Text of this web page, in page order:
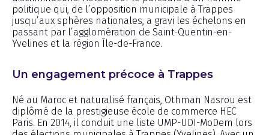
politique qui, de l’opposition municipale à Trappes
jusqu’aux sphères nationales, a gravi les échelons en
passant par l’agglomération de Saint-Quentin-en-
Yvelines et la région Île-de-France.
Un engagement précoce à Trappes
Né au Maroc et naturalisé français, Othman Nasrou est
diplômé de la prestigieuse école de commerce HEC
Paris. En 2014, il conduit une liste UMP-UDI-MoDem lors